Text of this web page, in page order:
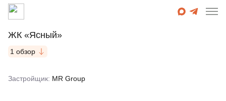
ЖК «Ясный»
1 обзор
Застройщик: MR Group